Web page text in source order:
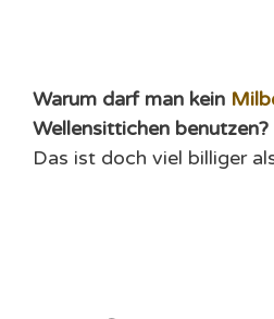
Warum darf man kein
Wellensittichen benutzen?
Das ist doch viel billiger